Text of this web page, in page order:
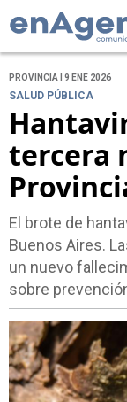
PROVINCIA | 9 ENE 2026
SALUD PÚBLICA
tercera
El brote de
Buenos Aires.
un nuevo
sobre